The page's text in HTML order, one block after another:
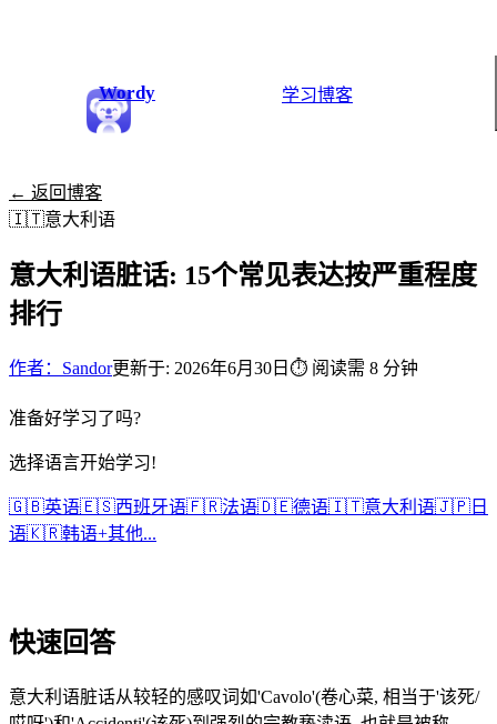
Wordy 学习博客
← 返回博客
🇮🇹意大利语
意大利语脏话: 15个常见表达按严重程度
排行
作者：Sandor更新于: 2026年6月30日 ⏱ 阅读需 8 分钟
准备好学习了吗?
选择语言开始学习!
🇬🇧英语🇪🇸西班牙语🇫🇷法语🇩🇪德语🇮🇹意大利语🇯🇵 日
语🇰🇷韩语+其他...
快速回答
意大利语脏话从较轻的感叹词如'Cavolo'(卷心菜, 相当于'该死/